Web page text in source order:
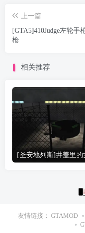
上一篇
[GTA5]410Judge左轮手
枪
相关推荐
友情链接： GTAMOD